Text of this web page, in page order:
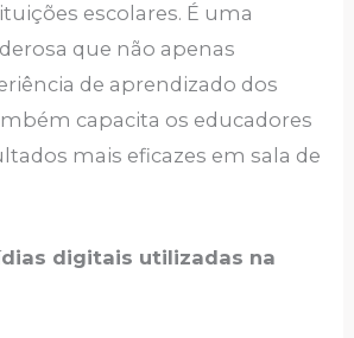
escolares. É uma
que não apenas
de aprendizado dos
capacita os educadores
mais eficazes em sala de
digitais utilizadas na